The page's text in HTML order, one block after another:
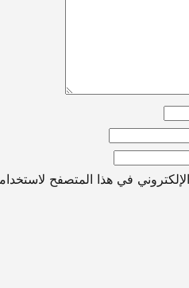
في هذا المتصفح